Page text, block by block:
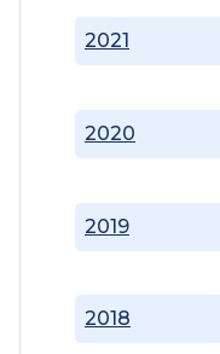
2018
2019
2020
2021